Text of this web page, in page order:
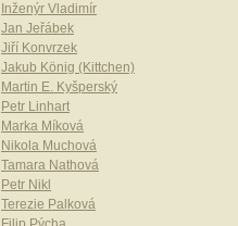
Inženýr Vladimír
Jan Jeřábek
Jiří Konvrzek
Jakub König (Kittchen)
Martin E. Kyšperský
Petr Linhart
Marka Míková
Nikola Muchová
Tamara Nathová
Petr Nikl
Terezie Palková